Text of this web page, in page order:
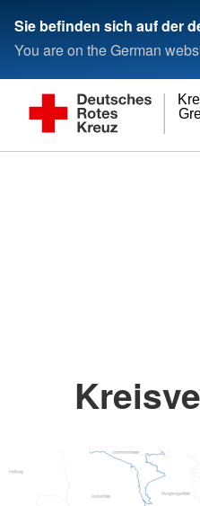
Sie befinden sich auf der
You are on the German